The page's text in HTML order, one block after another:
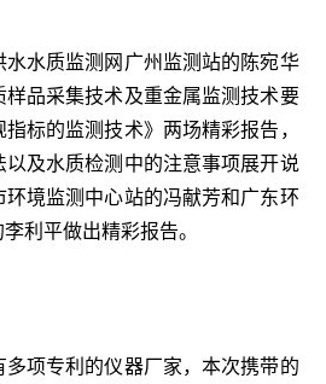
水质监测网广州监测站的陈宛华
品采集技术及重金属监测技术要
标的监测技术》两场精彩报告，
及水质检测中的注意事项展开说
境监测中心站的冯献芳和广东环
利平做出精彩报告。
项专利的仪器厂家，本次携带的